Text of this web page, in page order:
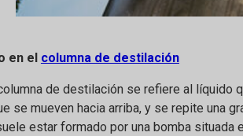
en el columna de destilación
de destilación se refiere al
se mueven hacia arriba, y se repite una
estar formado por una bomba situada